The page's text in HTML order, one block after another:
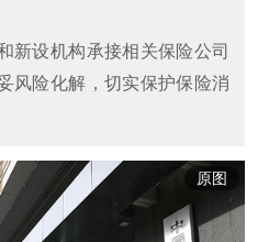
新设机构承接相关保险公司
风险化解，切实保护保险消
原图